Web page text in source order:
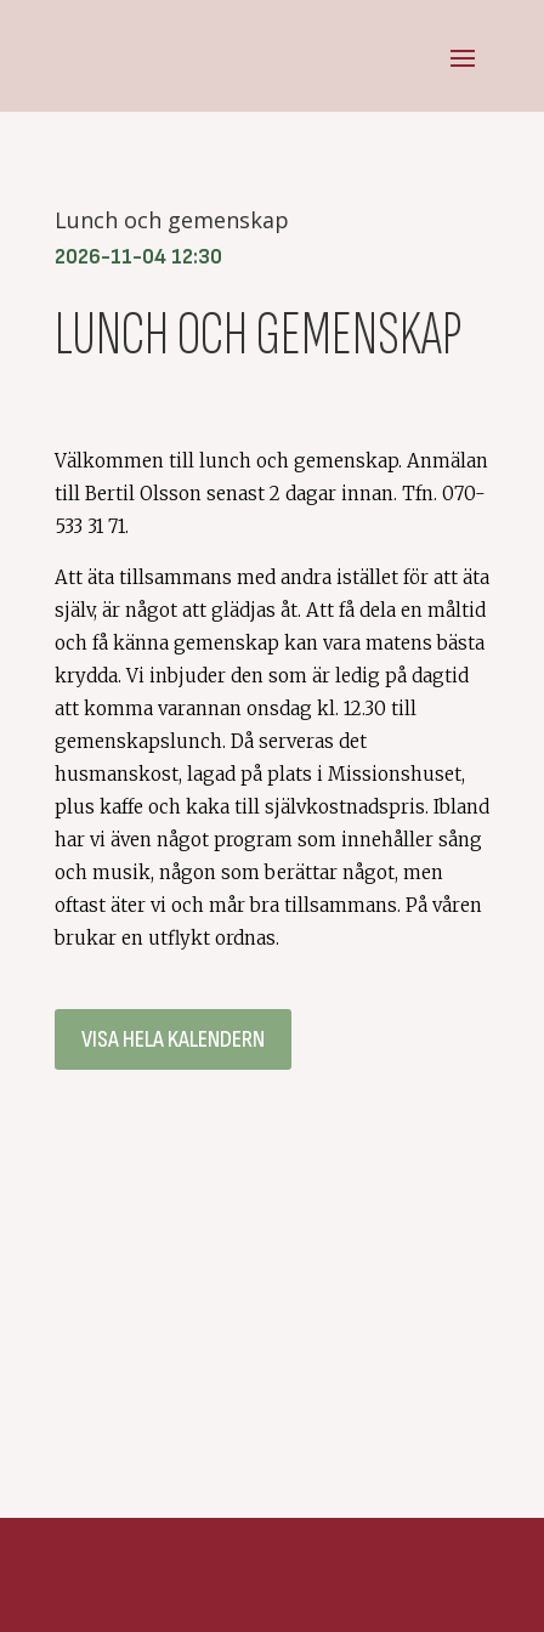
Lunch och gemenskap
2026-11-04 12:30
LUNCH OCH GEMENSKAP
Välkommen till lunch och gemenskap. Anmälan
till Bertil Olsson senast 2 dagar innan. Tfn. 070-
533 31 71.
Att äta tillsammans med andra istället för att äta
själv, är något att glädjas åt. Att få dela en måltid
och få känna gemenskap kan vara matens bästa
krydda. Vi inbjuder den som är ledig på dagtid
att komma varannan onsdag kl. 12.30 till
gemenskapslunch. Då serveras det
husmanskost, lagad på plats i Missionshuset,
plus kaffe och kaka till självkostnadspris. Ibland
har vi även något program som innehåller sång
och musik, någon som berättar något, men
oftast äter vi och mår bra tillsammans. På våren
brukar en utflykt ordnas.
VISA HELA KALENDERN